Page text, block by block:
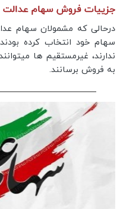
جزییات فروش سهام عدالت
درحالی که مشمولان سهام
سهام خود انتخاب کرده
ندارند، غیرمستقیم ها
به فروش برسانند.